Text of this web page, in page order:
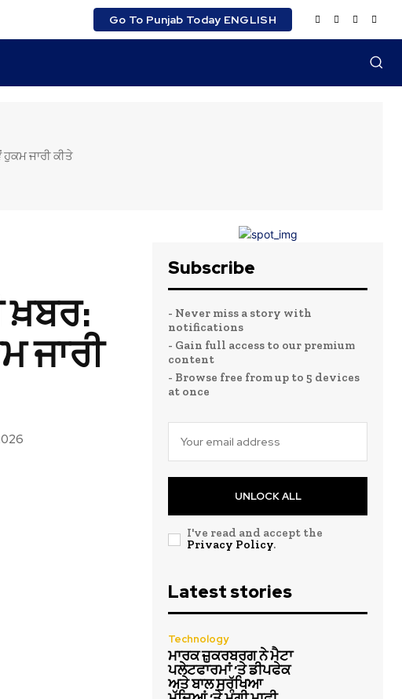
Go To Punjab Today ENGLISH
ਜਾਰੀ ਕੀਤੇ
ਜਾਰੀ
Subscribe
- Never miss a story with
notifications
- Gain full access to our premium
content
- Browse free from up to 5 devices
at once
UNLOCK ALL
I've read and accept the
Privacy Policy.
Latest stories
Technology
ਮਾਰਕ ਜ਼ੁਕਰਬਰਗ ਨੇ ਮੈਟਾ
ਪਲੇਟਫਾਰਮਾਂ ‘ਤੇ ਡੀਪਫੇਕ
ਅਤੇ ਬਾਲ ਸੁਰੱਖਿਆ